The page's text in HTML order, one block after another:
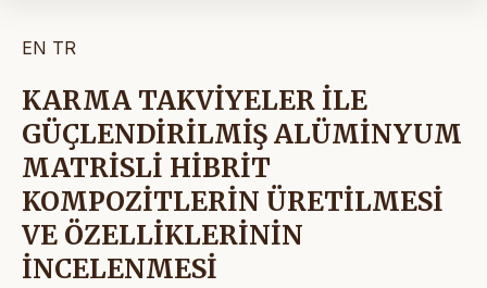
EN TR
KARMA TAKVİYELER İLE
GÜÇLENDİRİLMİŞ ALÜMİNYUM
MATRİSLİ HİBRİT
KOMPOZİTLERİN ÜRETİLMESİ
VE ÖZELLİKLERİNİN
İNCELENMESİ